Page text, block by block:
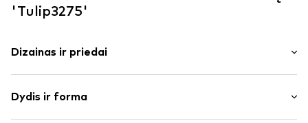
'Tulip3275'
Dizainas ir priedai
dirbtinė oda
Suapvalinta noselė
Dydis ir forma